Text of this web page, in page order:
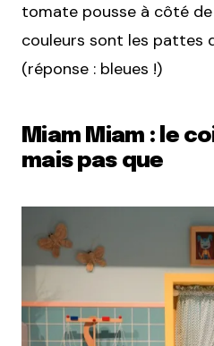
tomate pousse à côté de
couleurs sont les pattes
(réponse : bleues !)
Miam Miam : le
mais pas que